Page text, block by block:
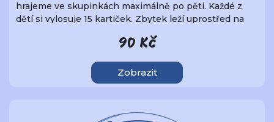
hrajeme ve skupinkách maximálně po pěti. Každé z
dětí si vylosuje 15 kartiček. Zbytek leží uprostřed na
90 Kč
Zobrazit